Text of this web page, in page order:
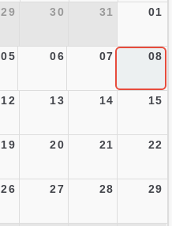
29 30 31 01
05 06 07 08
12 13 14 15
19 20 21 22
26 27 28 29